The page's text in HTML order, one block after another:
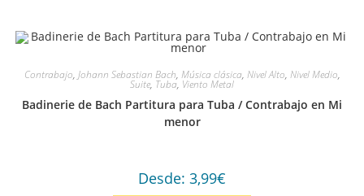
Contrabajo, Johann Sebastian Bach, Música clásica, Nivel Alto, Nivel Medio,
Suite, Tuba, Viento Metal
Badinerie de Bach Partitura para Tuba / Contrabajo en Mi
menor
Desde: 3,99€